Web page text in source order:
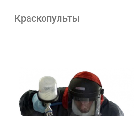
Краскопульты